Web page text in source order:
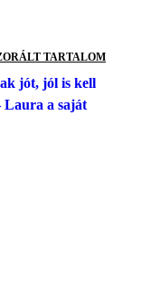
TARTALOM
jót, jól is kell
Laura a saját